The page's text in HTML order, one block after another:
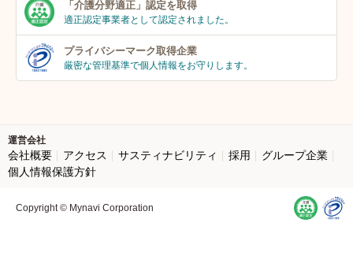
「介護分野適正」 認定を取得
適正認定事業者として認定されました。
プライバシーマーク取得企業
厳密な管理基準で個人情報をお守りします。
運営会社
会社概要 アクセス サスティナビリティ 採用
グループ企業
個人情報保護方針
Copyright © Mynavi Corporation